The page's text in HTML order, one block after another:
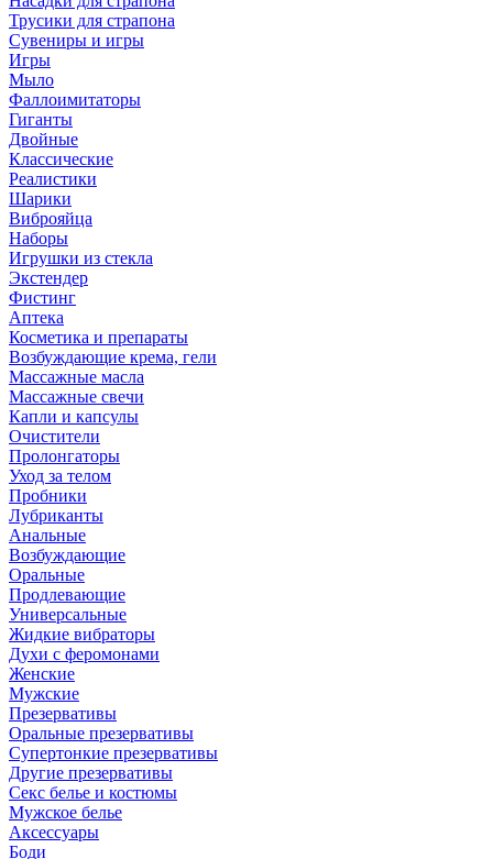
Трусики для страпона
Сувениры и игры
Игры
Мыло
Фаллоимитаторы
Гиганты
Двойные
Классические
Реалистики
Шарики
Виброяйца
Наборы
Игрушки из стекла
Экстендер
Фистинг
Аптека
Косметика и препараты
Возбуждающие крема, гели
Массажные масла
Массажные свечи
Капли и капсулы
Очистители
Пролонгаторы
Уход за телом
Пробники
Лубриканты
Анальные
Возбуждающие
Оральные
Продлевающие
Универсальные
Жидкие вибраторы
Духи с феромонами
Женские
Мужские
Презервативы
Оральные презервативы
Супертонкие презервативы
Другие презервативы
Секс белье и костюмы
Мужское белье
Аксессуары
Боди